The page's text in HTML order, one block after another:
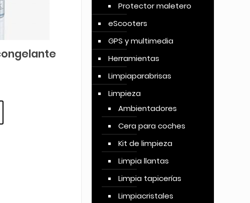
Protector maletero
eScooters
GPS y multimedia
Herramientas
Limpiaparabrisas
Limpieza
Ambientadores
Cera para coches
Kit de limpieza
Limpia llantas
Limpia tapicerías
Limpiacristales